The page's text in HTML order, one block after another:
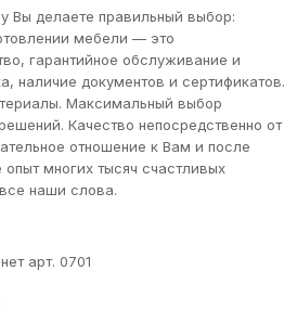
Вы делаете правильный выбор:
мебели — это
гарантийное обслуживание и
наличие документов и сертификатов.
Максимальный выбор
Качество непосредственно от
отношение к Вам и после
многих тысяч счастливых
наши слова.
арт. 0701